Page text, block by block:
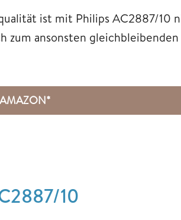
ist mit Philips AC2887/10
zum ansonsten gleichbleibenden
10